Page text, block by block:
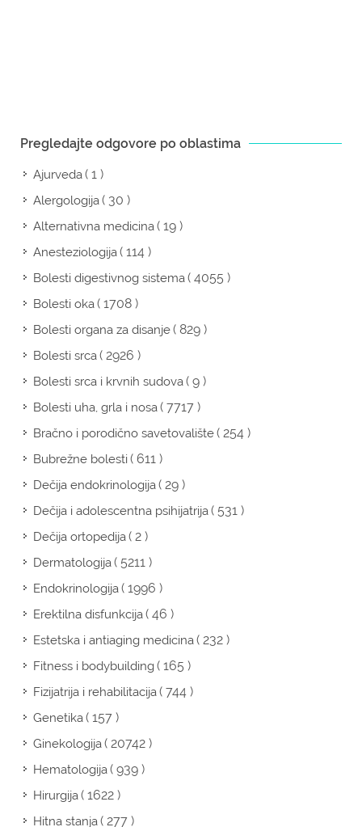
Pregledajte odgovore po oblastima
Ajurveda( 1 )
Alergologija( 30 )
Alternativna medicina( 19 )
Anesteziologija( 114 )
Bolesti digestivnog sistema( 4055 )
Bolesti oka( 1708 )
Bolesti organa za disanje( 829 )
Bolesti srca( 2926 )
Bolesti srca i krvnih sudova( 9 )
Bolesti uha, grla i nosa( 7717 )
Bračno i porodično savetovalište( 254 )
Bubrežne bolesti( 611 )
Dečija endokrinologija( 29 )
Dečija i adolescentna psihijatrija( 531 )
Dečija ortopedija( 2 )
Dermatologija( 5211 )
Endokrinologija( 1996 )
Erektilna disfunkcija( 46 )
Estetska i antiaging medicina( 232 )
Fitness i bodybuilding( 165 )
Fizijatrija i rehabilitacija( 744 )
Genetika( 157 )
Ginekologija( 20742 )
Hematologija( 939 )
Hirurgija( 1622 )
Hitna stanja( 277 )